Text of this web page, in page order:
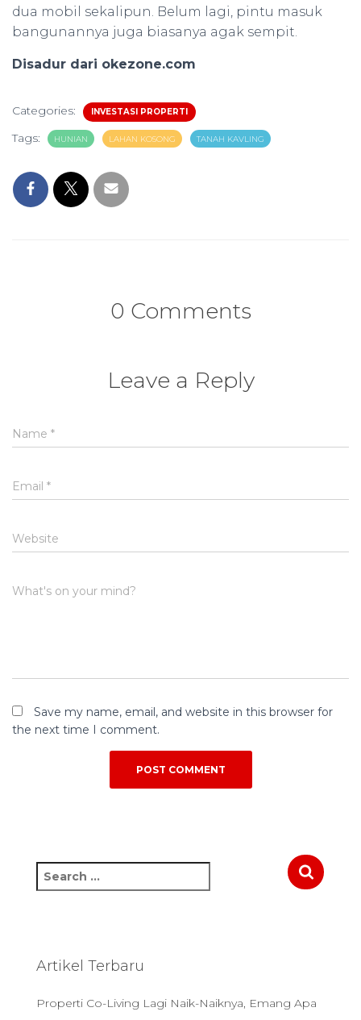
dua mobil sekalipun. Belum lagi, pintu masuk
bangunannya juga biasanya agak sempit.
Disadur dari okezone.com
Categories: INVESTASI PROPERTI
Tags: HUNIAN LAHAN KOSONG TANAH KAVLING
0 Comments
Leave a Reply
Name *
Email *
Website
What's on your mind?
Save my name, email, and website in this browser for
the next time I comment.
e
h
r
Artikel Terbaru
Properti Co-Living Lagi Naik-Naiknya, Emang Apa